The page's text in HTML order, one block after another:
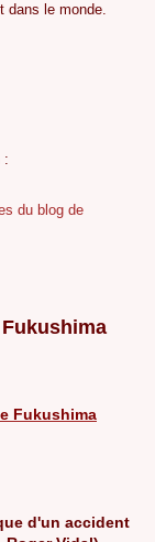
dans le monde.
:
du blog de
Fukushima
d'un accident